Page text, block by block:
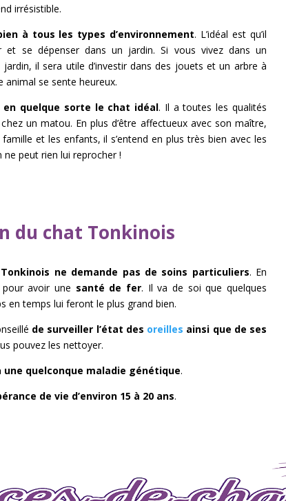
irrésistible.
à tous les types d’environnement. L’idéal est qu’il
et se dépenser dans un jardin. Si vous vivez dans un
il sera utile d’investir dans des jouets et un arbre à
animal se sente heureux.
en quelque sorte le chat idéal. Il a toutes les qualités
un matou. En plus d’être affectueux avec son maître,
et les enfants, il s’entend en plus très bien avec les
ne peut rien lui reprocher !
du chat Tonkinois
ne demande pas de soins particuliers. En
avoir une santé de fer. Il va de soi que quelques
en temps lui feront le plus grand bien.
de surveiller l’état des oreilles ainsi que de ses
pouvez les nettoyer.
une quelconque maladie génétique.
de vie d’environ 15 à 20 ans.